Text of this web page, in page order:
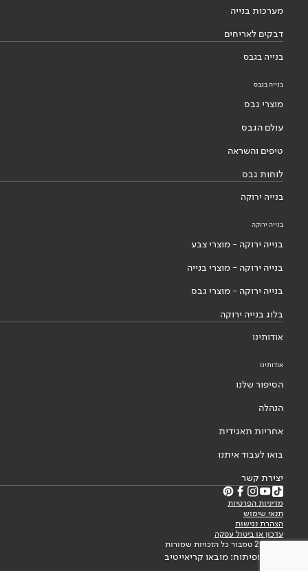
מערכות בנייה
דבקים לאריחים
בנייה בגבס
בנייה בגבס
מוצרי גבס
עולם הגבס
טיפים והשראה
לוחות גבס
בנייה ירוקה
בנייה ירוקה
בנייה ירוקה - מוצרי צבע
בנייה ירוקה - מוצרי בנייה
בנייה ירוקה - מוצרי גבס
בלוג בנייה ירוקה
אודותינו
אודותינו
הסיפור שלנו
הנהלה
אחריות תאגידית
בואו לעבוד איתנו
יצירת קשר
מדיניות הפרטיות
תנאי שימוש
הצהרת נגישות
עדכון או ביטול עסקה
© 2026 טמבור כל הזכויות שמורות
עיצוב ופיתוח: מובאו קריאייטיב